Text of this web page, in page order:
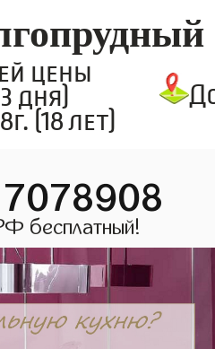
цены
дня)
(18 лет)
бесплатный!